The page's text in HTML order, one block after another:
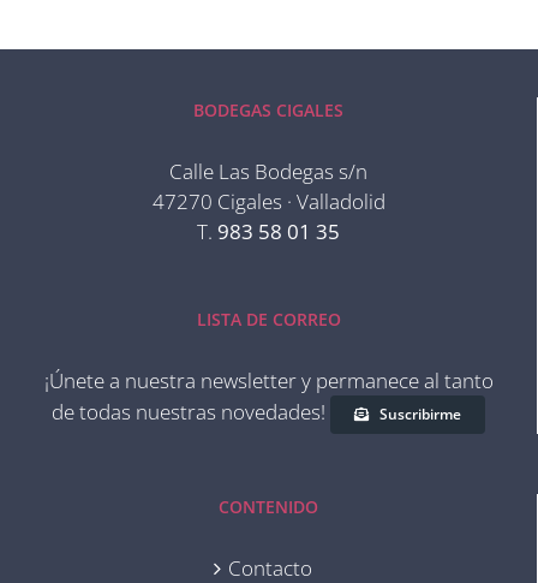
BODEGAS CIGALES
Calle Las Bodegas s/n
47270 Cigales · Valladolid
T. 983 58 01 35
LISTA DE CORREO
¡Únete a nuestra newsletter y permanece al tanto
de todas nuestras novedades!
Suscribirme
CONTENIDO
Contacto